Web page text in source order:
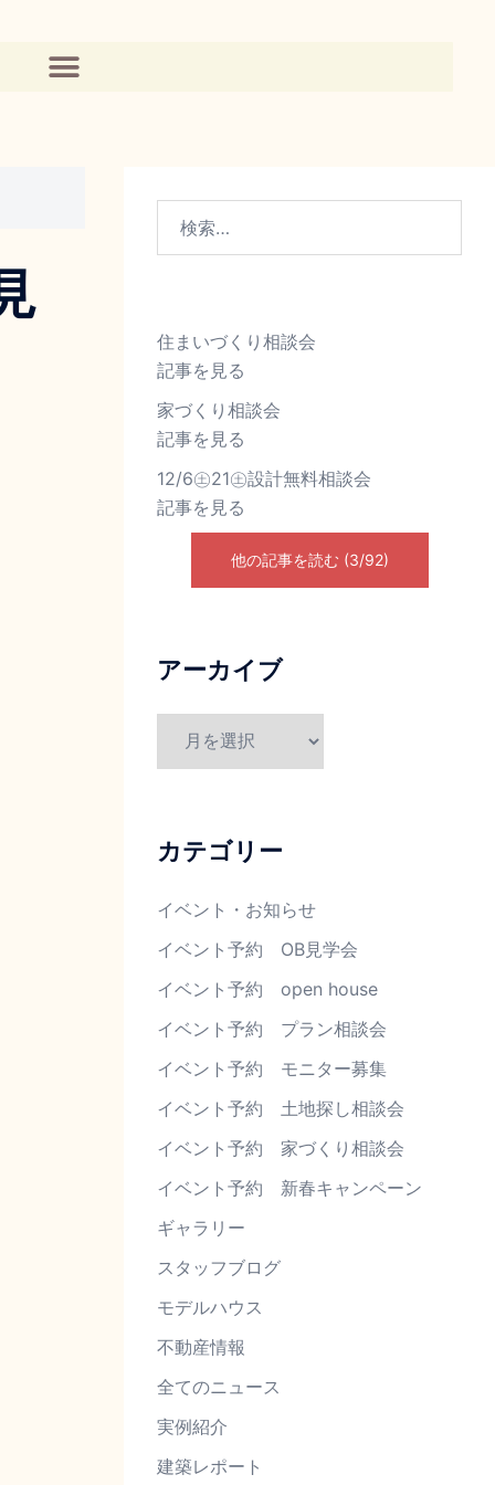
住まいづくり相談会
記事を見る
家づくり相談会
記事を見る
12/6㊏21㊏設計無料相談会
記事を見る
他の記事を読む (3/92)
アーカイブ
カテゴリー
イベント・お知らせ
イベント予約 OB見学会
イベント予約 open house
イベント予約 プラン相談会
イベント予約 モニター募集
イベント予約 土地探し相談会
イベント予約 家づくり相談会
イベント予約 新春キャンペーン
ギャラリー
スタッフブログ
モデルハウス
不動産情報
全てのニュース
実例紹介
建築レポート